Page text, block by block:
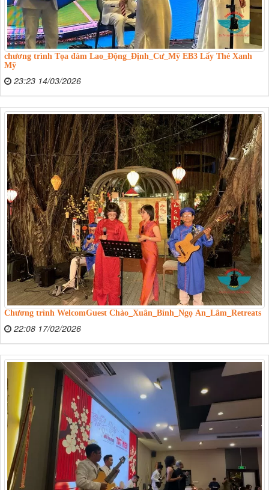
chương trình Tọa đàm Lao_Động_Định_Cư_Mỹ EB3 Lấy Thẻ Xanh
Mỹ
23:23 14/03/2026
Chương trình WelcomGuest Chào_Xuân_Bính_Ngọ An_Lâm_Retreats
22:08 17/02/2026